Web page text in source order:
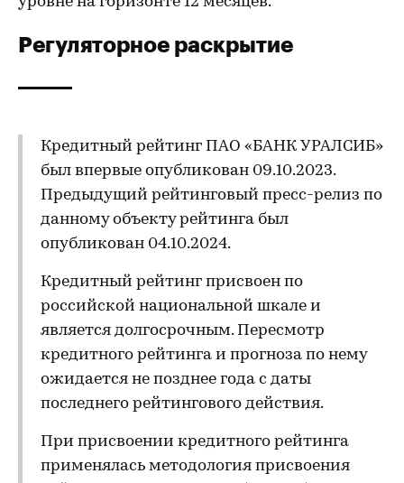
Регуляторное раскрытие
Кредитный рейтинг ПАО «БАНК УРАЛСИБ»
был впервые опубликован 09.10.2023.
Предыдущий рейтинговый пресс-релиз по
данному объекту рейтинга был
опубликован 04.10.2024.
Кредитный рейтинг присвоен по
российской национальной шкале и
является долгосрочным. Пересмотр
кредитного рейтинга и прогноза по нему
ожидается не позднее года с даты
последнего рейтингового действия.
При присвоении кредитного рейтинга
применялась методология присвоения